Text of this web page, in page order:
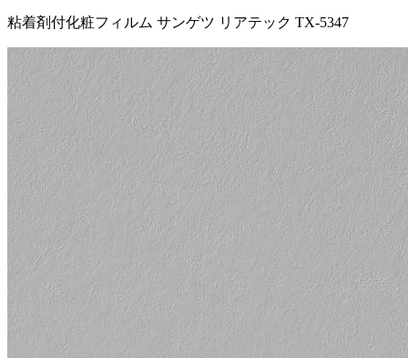
粘着剤付化粧フィルム サンゲツ リアテック TX-5347